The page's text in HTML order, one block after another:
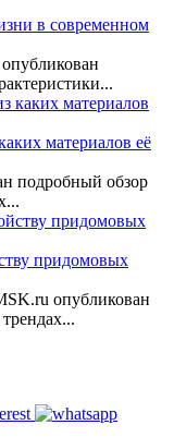
в современном
материалов её
подробный обзор
придомовых
опубликован